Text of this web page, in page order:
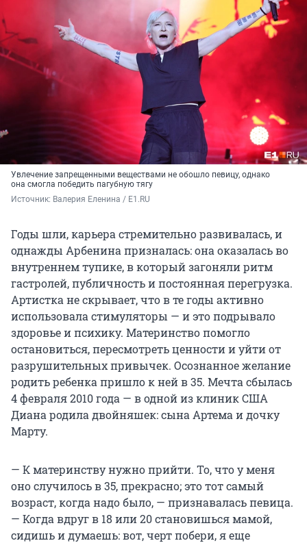
Увлечение запрещенными веществами не обошло певицу, однако
она смогла победить пагубную тягу
Источник: Валерия Еленина / E1.RU
Годы шли, карьера стремительно развивалась, и
однажды Арбенина призналась: она оказалась во
внутреннем тупике, в который загоняли ритм
гастролей, публичность и постоянная перегрузка.
Артистка не скрывает, что в те годы активно
использовала стимуляторы — и это подрывало
здоровье и психику. Материнство помогло
остановиться, пересмотреть ценности и уйти от
разрушительных привычек. Осознанное желание
родить ребенка пришло к ней в 35. Мечта сбылась
4 февраля 2010 года — в одной из клиник США
Диана родила двойняшек: сына Артема и дочку
Марту.
— К материнству нужно прийти. То, что у меня
оно случилось в 35, прекрасно; это тот самый
возраст, когда надо было, — признавалась певица.
— Когда вдруг в 18 или 20 становишься мамой,
сидишь и думаешь: вот, черт побери, я еще